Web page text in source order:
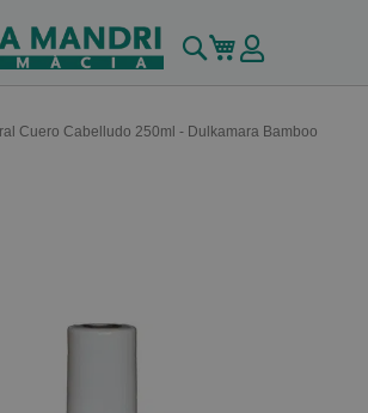
Buscar
Mi carrito
Cuero Cabelludo 250ml - Dulkamara Bamboo